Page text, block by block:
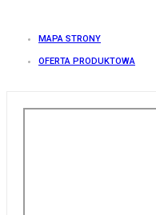
MAPA STRONY
OFERTA PRODUKTOWA